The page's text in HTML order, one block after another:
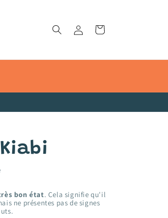
Connexion Panier
bon état. Cela signifie qu'il
ne présentes pas de signes